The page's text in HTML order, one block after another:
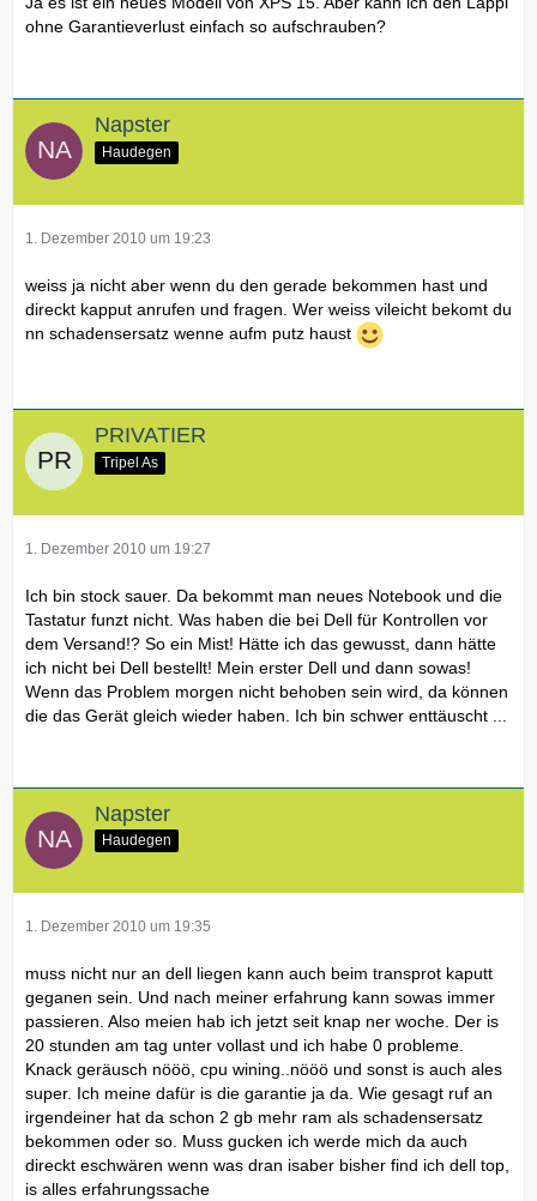
ohne Garantieverlust einfach so aufschrauben?
Napster
Haudegen
1. Dezember 2010 um 19:23
weiss ja nicht aber wenn du den gerade bekommen hast und
direckt kapput anrufen und fragen. Wer weiss vileicht bekomt du
nn schadensersatz wenne aufm putz haust
PRIVATIER
Tripel As
1. Dezember 2010 um 19:27
Ich bin stock sauer. Da bekommt man neues Notebook und die
Tastatur funzt nicht. Was haben die bei Dell für Kontrollen vor
dem Versand!? So ein Mist! Hätte ich das gewusst, dann hätte
ich nicht bei Dell bestellt! Mein erster Dell und dann sowas!
Wenn das Problem morgen nicht behoben sein wird, da können
die das Gerät gleich wieder haben. Ich bin schwer enttäuscht ...
Napster
Haudegen
1. Dezember 2010 um 19:35
muss nicht nur an dell liegen kann auch beim transprot kaputt
geganen sein. Und nach meiner erfahrung kann sowas immer
passieren. Also meien hab ich jetzt seit knap ner woche. Der is
20 stunden am tag unter vollast und ich habe 0 probleme.
Knack geräusch nööö, cpu wining..nööö und sonst is auch ales
super. Ich meine dafür is die garantie ja da. Wie gesagt ruf an
irgendeiner hat da schon 2 gb mehr ram als schadensersatz
bekommen oder so. Muss gucken ich werde mich da auch
direckt eschwären wenn was dran isaber bisher find ich dell top,
is alles erfahrungssache